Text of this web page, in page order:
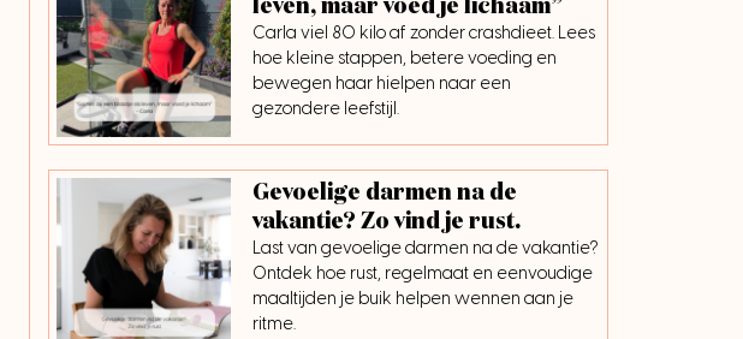
leven, maar voed je lichaam”
Carla viel 80 kilo af zonder crashdieet. Lees
hoe kleine stappen, betere voeding en
bewegen haar hielpen naar een
gezondere leefstijl.
Gevoelige darmen na de
vakantie? Zo vind je rust.
Last van gevoelige darmen na de vakantie?
Ontdek hoe rust, regelmaat en eenvoudige
maaltijden je buik helpen wennen aan je
ritme.